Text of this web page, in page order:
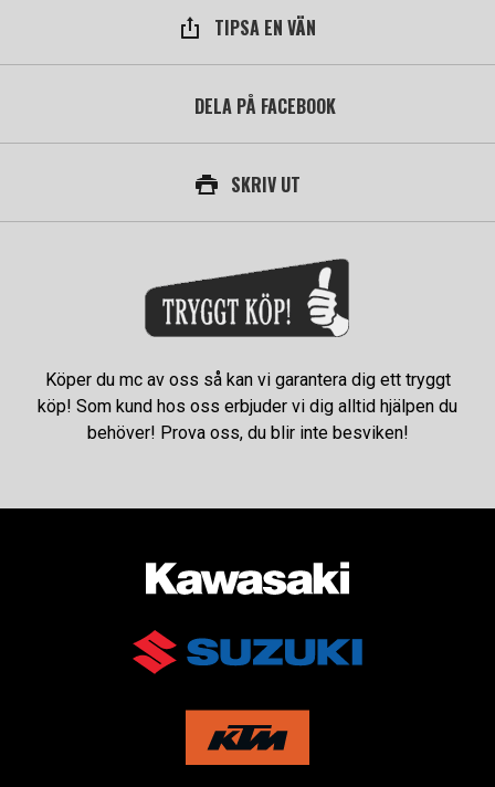
TIPSA EN VÄN
DELA PÅ FACEBOOK
SKRIV UT
Köper du mc av oss så kan vi garantera dig ett tryggt
köp! Som kund hos oss erbjuder vi dig alltid hjälpen du
behöver! Prova oss, du blir inte besviken!
AUKTORISERAD ÅTERFÖRSÄLJARE AV